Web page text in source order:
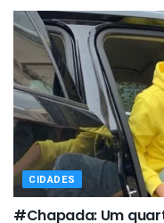
CIDADES
#Chapada: Um